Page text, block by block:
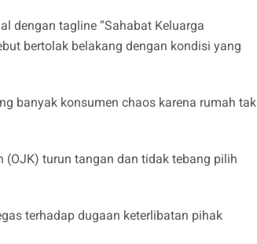
dengan tagline “Sahabat Keluarga
bertolak belakang dengan kondisi yang
banyak konsumen chaos karena rumah tak
(OJK) turun tangan dan tidak tebang pilih
terhadap dugaan keterlibatan pihak